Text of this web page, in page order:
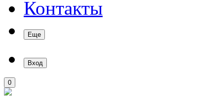
Контакты
Еще
Вход
0